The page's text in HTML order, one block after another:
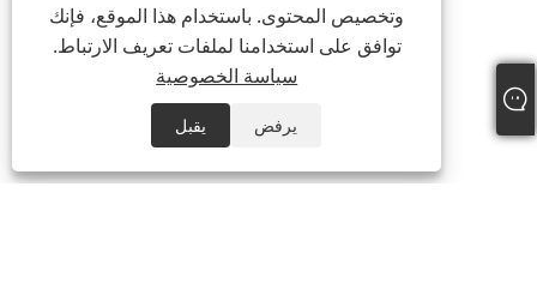
وتخصيص المحتوى. باستخدام هذا الموقع، فإنك
توافق على استخدامنا لملفات تعريف الارتباط.
سياسة الخصوصية
يرفض يقبل